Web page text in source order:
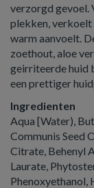
verzorgd gevoel.
plekken, verkoelt
warm aanvoelt.
zoethout, aloe
geirriteerde huid
een prettiger
Ingredienten
Aqua [Water),
Communis Seed
Citrate, Behenyl
Laurate,
Phenoxyethanol,